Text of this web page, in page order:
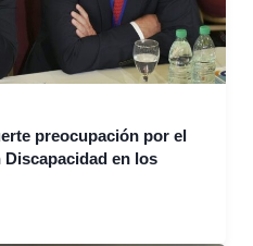
preocupación por el
en los